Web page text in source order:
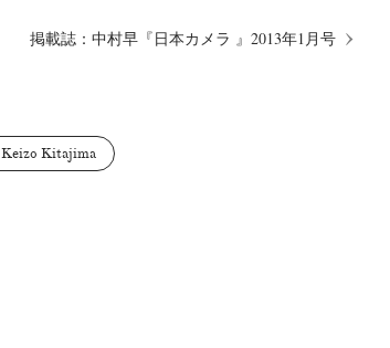
掲載誌：中村早『日本カメラ 』2013年1月号
Keizo Kitajima